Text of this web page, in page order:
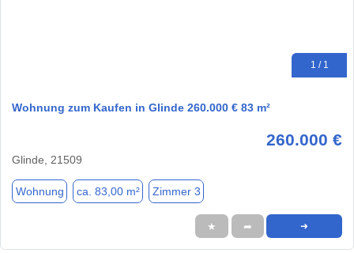
1 / 1
Wohnung zum Kaufen in Glinde 260.000 € 83 m²
260.000 €
Glinde, 21509
Wohnung ca. 83,00 m² Zimmer 3
★ ➦ ➜